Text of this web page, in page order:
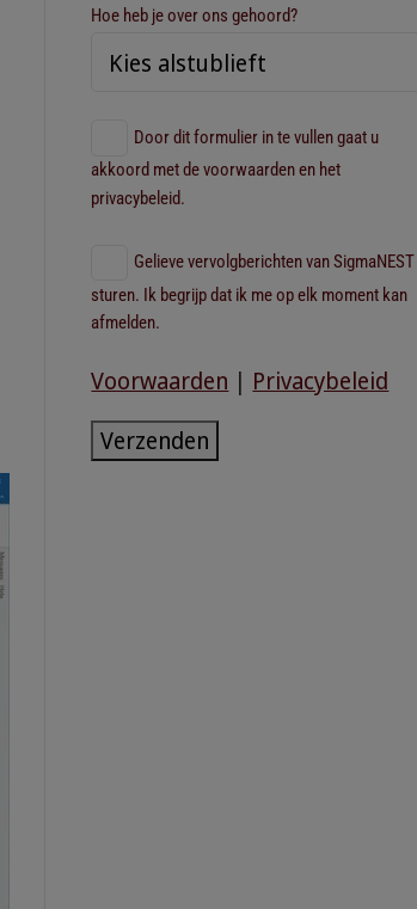
Hoe heb je over ons gehoord?
Door dit formulier in te vullen gaat u
akkoord met de voorwaarden en het
privacybeleid.
Gelieve vervolgberichten van
sturen. Ik begrijp dat ik me op elk moment kan
afmelden.
Voorwaarden | Privacybeleid
Verzenden